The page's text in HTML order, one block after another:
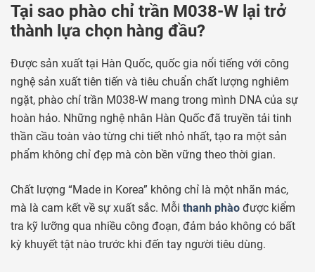
Tại sao phào chỉ trần M038-W lại trở
thành lựa chọn hàng đầu?
Được sản xuất tại Hàn Quốc, quốc gia nổi tiếng với công
nghệ sản xuất tiên tiến và tiêu chuẩn chất lượng nghiêm
ngặt, phào chỉ trần M038-W mang trong mình DNA của sự
hoàn hảo. Những nghệ nhân Hàn Quốc đã truyền tải tinh
thần cầu toàn vào từng chi tiết nhỏ nhất, tạo ra một sản
phẩm không chỉ đẹp mà còn bền vững theo thời gian.
Chất lượng “Made in Korea” không chỉ là một nhãn mác,
mà là cam kết về sự xuất sắc. Mỗi thanh phào được kiểm
tra kỹ lưỡng qua nhiều công đoạn, đảm bảo không có bất
kỳ khuyết tật nào trước khi đến tay người tiêu dùng.